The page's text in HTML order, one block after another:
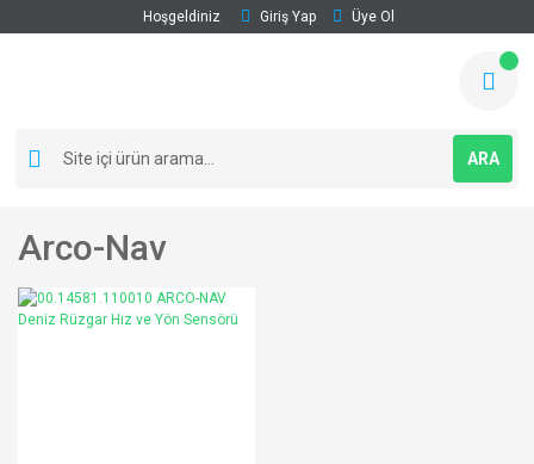
Hoşgeldiniz Giriş Yap Üye Ol
ARA
Arco-Nav